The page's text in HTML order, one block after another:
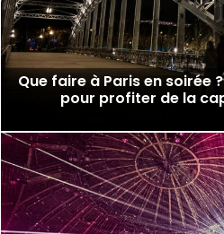
Que faire à Paris en soirée
pour profiter de la